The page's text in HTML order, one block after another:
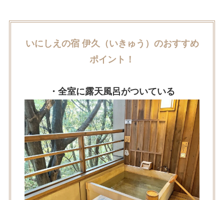
いにしえの宿 伊久（いきゅう）のおすすめ
ポイント！
・全室に露天風呂がついている